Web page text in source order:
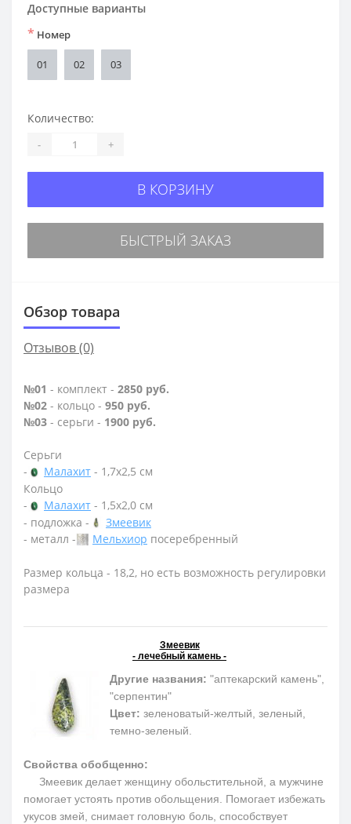
Доступные варианты
* Номер
01 02 03
Количество:
- +
В КОРЗИНУ
БЫСТРЫЙ ЗАКАЗ
Обзор товара
Отзывов (0)
№01 - комплект - 2850 руб.
№02 - кольцо - 950 руб.
№03 - серьги - 1900 руб.
Серьги
-
Малахит - 1,7х2,5 см
Кольцо
-
Малахит - 1,5х2,0 см
- подложка -
Змеевик
- металл -
Мельхиор посеребренный
Размер кольца - 18,2, но есть возможность регулировки
размера
Змеевик
- лечебный камень -
Другие названия: "аптекарский камень",
"серпентин"
Цвет: зеленоватый-желтый, зеленый,
темно-зеленый.
Свойства обобщенно:
Змеевик делает женщину обольстительной, а мужчине
помогает устоять против обольщения. Помогает избежать
укусов змей, снимает головную боль, способствует